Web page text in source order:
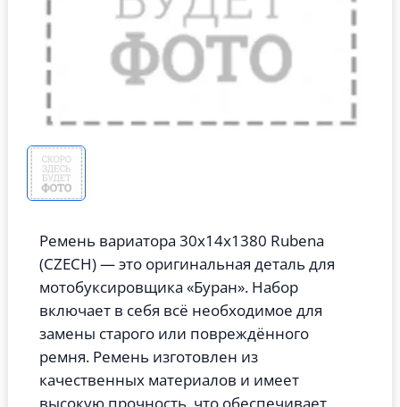
Ремень вариатора 30х14х1380 Rubena
(СZECH) — это оригинальная деталь для
мотобуксировщика «Буран». Набор
включает в себя всё необходимое для
замены старого или повреждённого
ремня. Ремень изготовлен из
качественных материалов и имеет